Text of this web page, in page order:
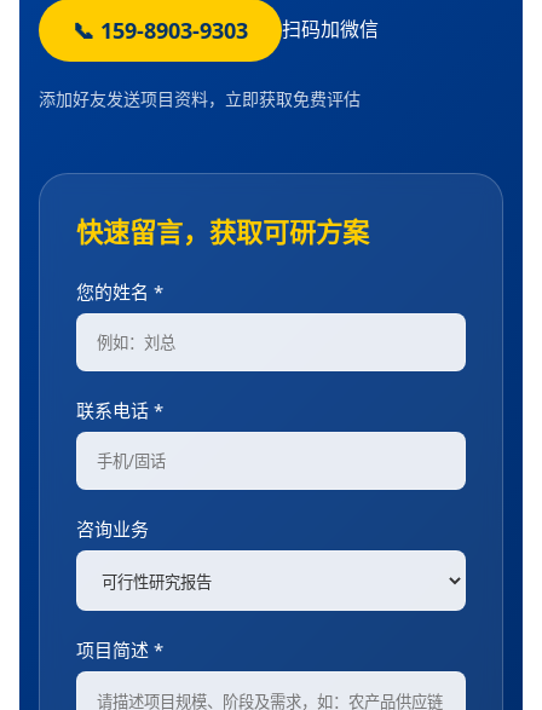
📞 159-8903-9303 扫码加微信
添加好友发送项目资料，立即获取免费评估
快速留言，获取可研方案
您的姓名 *
联系电话 *
咨询业务
项目简述 *